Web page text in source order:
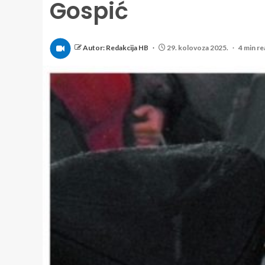
Gospić
Autor: Redakcija HB 29. kolovoza 2025. 4 min